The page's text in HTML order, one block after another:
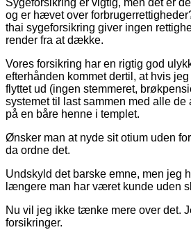
og er hævet over
thai sygeforsikring giver ingen
render fra at dække.
Vores forsikring har en rigtig god
efterhånden kommet dertil, at hvis
flyttet ud (ingen stemmeret,
systemet til last sammen med alle
på en båre henne i templet.
Ønsker man at nyde sit otium uden
da ordne det.
Undskyld det barske emne, men jeg
længere man har været kunde uden
Nu vil jeg ikke tænke mere over det.
forsikringer.